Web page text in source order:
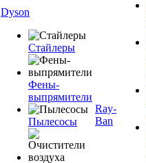
Dyson
Стайлеры
Фены-
выпрямители
Пылесосы
Ray-
Ban